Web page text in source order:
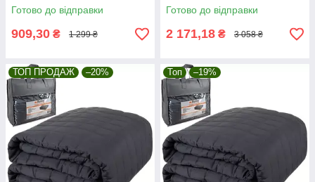
Готово до відправки
909,30 ₴ 1 299 ₴
Готово до відправки
2 171,18 ₴ 3 058 ₴
ТОП ПРОДАЖ –20% Топ –19%